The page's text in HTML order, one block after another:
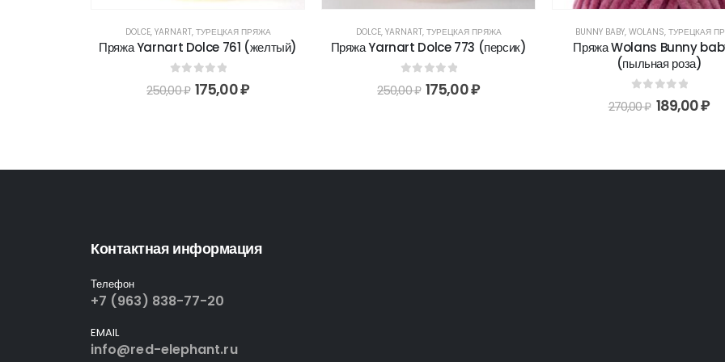
DOLCE, YARNART, ТУРЕЦКАЯ ПРЯЖА
Пряжа Yarnart Dolce 761 (желтый)
out of 5
250,00₽ 175,00₽
DOLCE, YARNART, ТУРЕЦКАЯ ПРЯЖА
Пряжа Yarnart Dolce 773 (персик)
out of 5
250,00₽ 175,00₽
BUNNY BABY, WOLANS, ТУРЕЦКАЯ
Пряжа Wolans Bunny
(пыльная роза)
out of 5
270,00₽ 189,00₽
Контактная информация
Телефон
+7 (963) 838-77-20
EMAIL
info@red-elephant.ru